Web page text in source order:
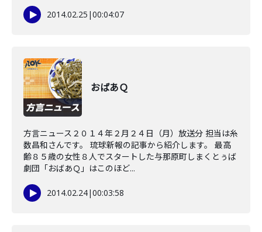
2014.02.25 |00:04:07
おばあＱ
方言ニュース２０１４年２月２４日（月）放送分 担当は糸
数昌和さんです。 琉球新報の記事から紹介します。 最高
齢８５歳の女性８人でスタートした与那原町しまくとぅば
劇団「おばあＱ」はこのほど...
2014.02.24|00:03:58